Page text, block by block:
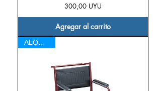
Precio
300,00 UYU
Agregar al carrito